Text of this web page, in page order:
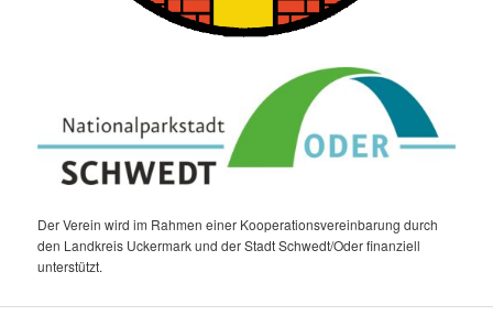
Der Verein wird im Rahmen einer Kooperationsvereinbarung durch
den Landkreis Uckermark und der Stadt Schwedt/Oder finanziell
unterstützt.